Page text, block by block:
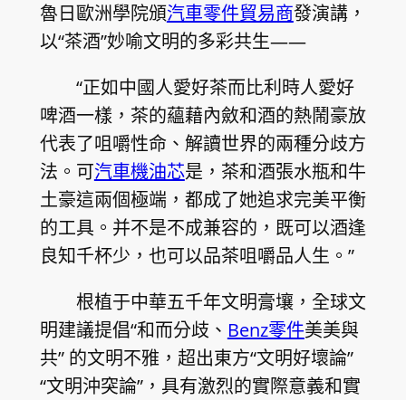
魯日歐洲學院頒汽車零件貿易商發演講，
以“茶酒”妙喻文明的多彩共生——
“正如中國人愛好茶而比利時人愛好
啤酒一樣，茶的蘊藉內斂和酒的熱鬧豪放
代表了咀嚼性命、解讀世界的兩種分歧方
法。可汽車機油芯是，茶和酒張水瓶和牛
土豪這兩個極端，都成了她追求完美平衡
的工具。并不是不成兼容的，既可以酒逢
良知千杯少，也可以品茶咀嚼品人生。”
根植于中華五千年文明膏壤，全球文
明建議提倡“和而分歧、 Benz零件美美與
共” 的文明不雅，超出東方“文明好壞論”
“文明沖突論”，具有激烈的實際意義和實